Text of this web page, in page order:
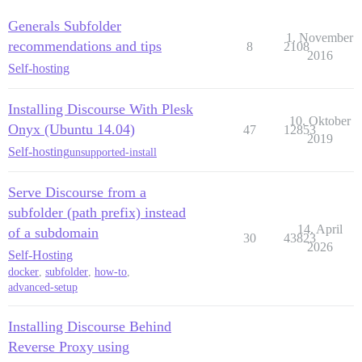
- git clone https://github.com/discourse/
- git clone https://github.com/discourse/
## Denken Sie daran: Dies ist YAML-Syntax – Sie
run:
    - exec:
        cmd:
          - rm -fr public/assets
- sudo -E -u discourse bundle exec rake
          - mkdir -p public/ask
          - rm public/uploads
Generals Subfolder
recommendations and tips
Self-hosting
8 2108
1. November
2016
Installing Discourse With Plesk
Onyx (Ubuntu 14.04)
Self-hostingunsupported-install
47 12853
10. Oktober
2019
Serve Discourse from a
subfolder (path prefix) instead
of a subdomain
Self-Hosting
docker, subfolder, how-to,
advanced-setup
30 43823
14. April
2026
Installing Discourse Behind
Reverse Proxy using